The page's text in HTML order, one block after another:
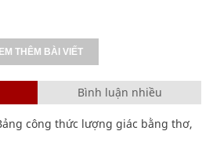
THÊM BÀI VIẾT
Bình luận nhiều
công thức lượng giác bằng thơ,